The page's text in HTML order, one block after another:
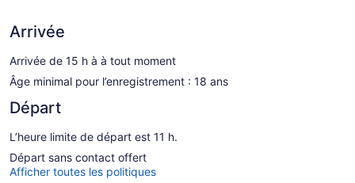
Arrivée
Arrivée de 15 h à à tout moment
Âge minimal pour l’enregistrement : 18 ans
Départ
L’heure limite de départ est 11 h.
Départ sans contact offert
Afficher toutes les politiques